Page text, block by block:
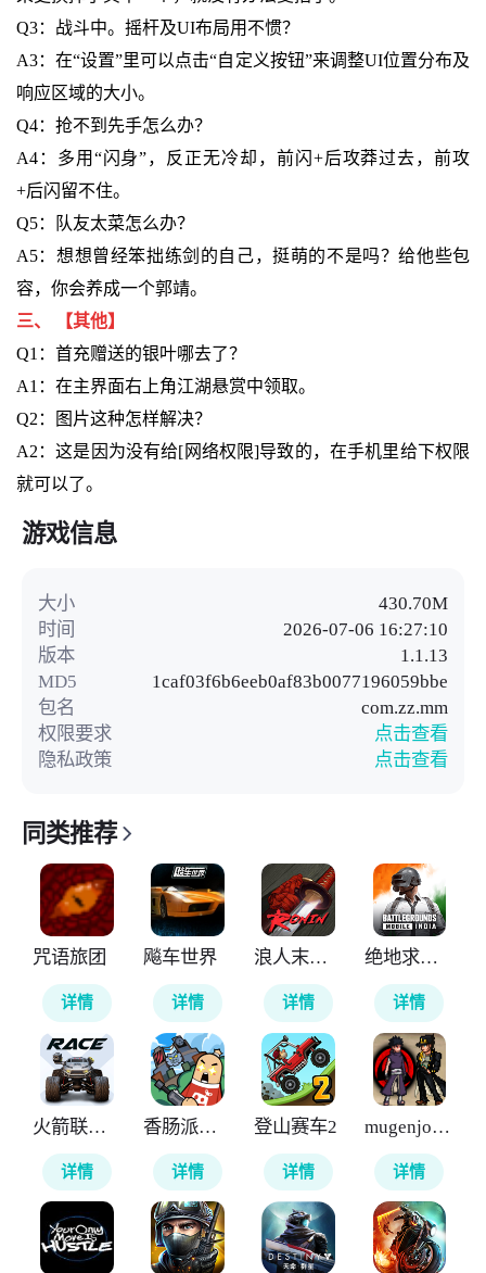
Q3：战斗中。摇杆及UI布局用不惯？
A3：在“设置”里可以点击“自定义按钮”来调整UI位置分布及
响应区域的大小。
Q4：抢不到先手怎么办？
A4：多用“闪身”，反正无冷却，前闪+后攻莽过去，前攻
+后闪留不住。
Q5：队友太菜怎么办？
A5：想想曾经笨拙练剑的自己，挺萌的不是吗？给他些包
容，你会养成一个郭靖。
三、 【其他】
Q1：首充赠送的银叶哪去了？
A1：在主界面右上角江湖悬赏中领取。
Q2：图片这种怎样解决？
A2：这是因为没有给[网络权限]导致的，在手机里给下权限
就可以了。
游戏信息
大小
430.70M
时间
2026-07-06 16:27:10
版本
1.1.13
MD5
1caf03f6b6eeb0af83b0077196059bbe
包名
com.zz.mm
权限要求
点击查看
隐私政策
点击查看
同类推荐
咒语旅团
详情
飚车世界
详情
浪人末代武士
详情
绝地求生印度版
详情
火箭联盟极限汽车赛
详情
香肠派对国际服
详情
登山赛车2
详情
mugenjojo像素版
详情